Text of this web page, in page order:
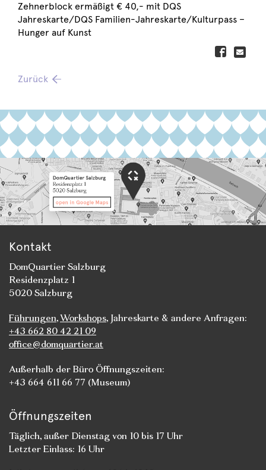
Zehnerblock ermäßigt € 40,- mit DQS
Jahreskarte/DQS Familien-Jahreskarte/Kulturpass –
Hunger auf Kunst
Zurück
Kontakt
DomQuartier Salzburg
Residenzplatz 1
5020 Salzburg
Führungen,Workshops, Jahreskarte & andere Anfragen:
+43 662 80 42 21 09
office@domquartier.at
Außerhalb der Büro Öffnungszeiten:
+43 664 611 66 77 (Museum)
Öffnungszeiten
Täglich, außer Dienstag von 10 bis 17 Uhr
Letzter Einlass: 16 Uhr